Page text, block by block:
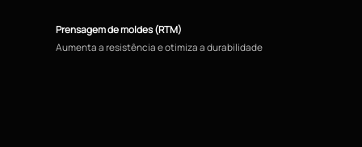
Prensagem de moldes (RTM)
Aumenta a resistência e otimiza a durabilidade